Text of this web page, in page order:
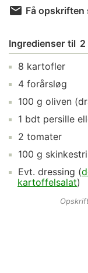
Få opskriften
Ingredienser til 2
8 kartofler
4 forårsløg
100 g oliven
1 bdt persille
2 tomater
100 g
Evt. dressing (
kartoffelsalat)